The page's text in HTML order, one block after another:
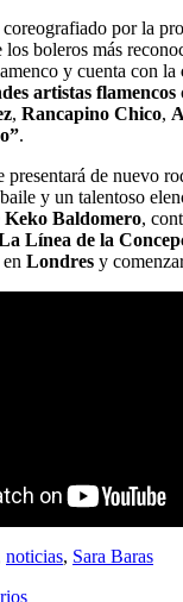
por la
boleros más
y cuenta con la
artistas flamencos
, Rancapino Chico,
.
de nuevo
y un talentoso
Keko Baldomero,
Línea de la
en Londres y
noticias, Sara Baras